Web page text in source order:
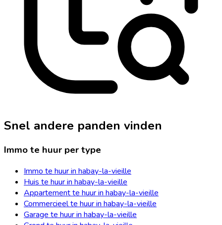
Snel andere panden vinden
Immo te huur per type
Immo te huur in habay-la-vieille
Huis te huur in habay-la-vieille
Appartement te huur in habay-la-vieille
Commercieel te huur in habay-la-vieille
Garage te huur in habay-la-vieille